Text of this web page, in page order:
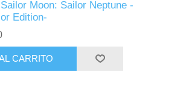
Moon: Sailor Neptune -
Edition-
CARRITO